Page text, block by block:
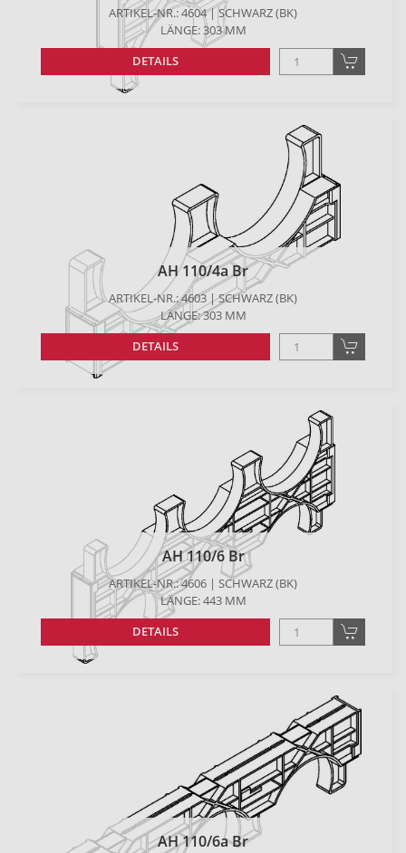
ARTIKEL-NR.: 4604 | SCHWARZ (BK)
LÄNGE: 303 MM
DETAILS
AH 110/4a Br
ARTIKEL-NR.: 4603 | SCHWARZ (BK)
LÄNGE: 303 MM
DETAILS
AH 110/6 Br
ARTIKEL-NR.: 4606 | SCHWARZ (BK)
LÄNGE: 443 MM
DETAILS
AH 110/6a Br